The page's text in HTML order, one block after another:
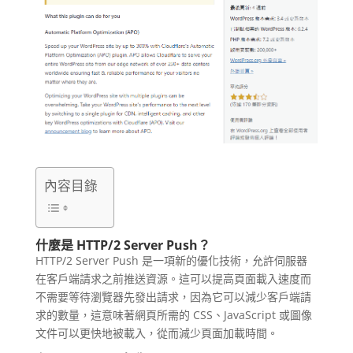
內容目錄
什麼是 HTTP/2 Server Push？
HTTP/2 Server Push 是一項新的優化技術，允許伺服器
在客戶端請求之前推送資源。這可以提高頁面載入速度而
不需要等待瀏覽器先發出請求，因為它可以減少客戶端請
求的數量，這意味著網頁所需的 CSS、JavaScript 或圖像
文件可以更快地被載入，從而減少頁面加載時間。